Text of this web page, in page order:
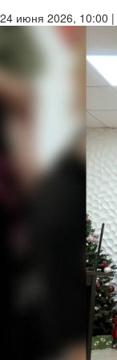
24 июня 2026, 10:00 |